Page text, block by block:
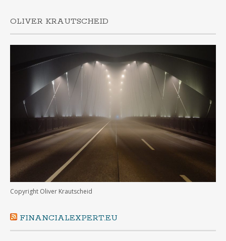
OLIVER KRAUTSCHEID
Copyright Oliver Krautscheid
FINANCIALEXPERT.EU